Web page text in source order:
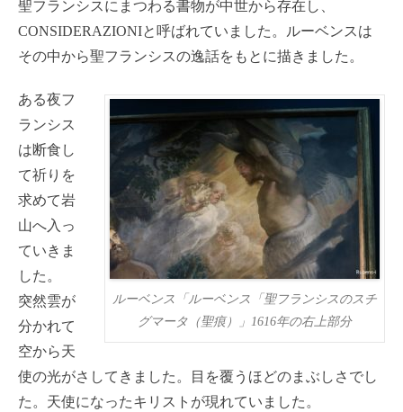
聖フランシスにまつわる書物が中世から存在し、
CONSIDERAZIONIと呼ばれていました。ルーベンスは
その中から聖フランシスの逸話をもとに描きました。
ルーベンス「ルーベンス「聖フランシスのスチ
グマータ（聖痕）」1616年の右上部分
ある夜フ
ランシス
は断食し
て祈りを
求めて岩
山へ入っ
ていきま
した。
突然雲が
分かれて
空から天
使の光がさしてきました。目を覆うほどのまぶしさでし
た。天使になったキリストが現れていました。